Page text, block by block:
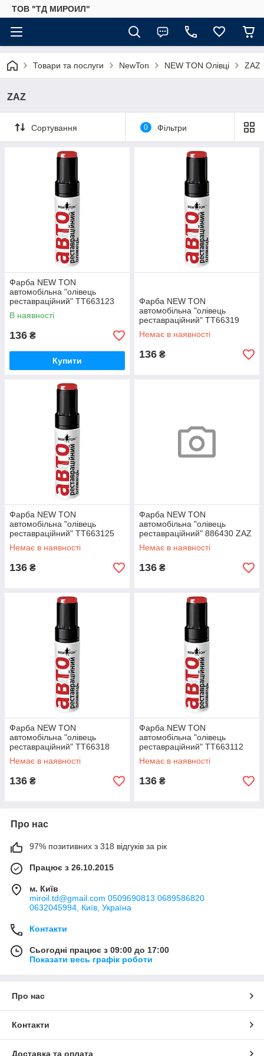
ТОВ "ТД МИРОИЛ"
Товари та послуги NewTon NEW TON Олівці ZAZ
ZAZ
Сортування 0 Фільтри
Фарба NEW TON
автомобільна "олівець
реставраційний" ТТ663123
ZAZ сірий метеор., 12 мл
В наявності
136 ₴
Купити
Фарба NEW TON
автомобільна "олівець
реставраційний" ТТ66319
ZAZ сріблястий день, 12 мл
Немає в наявності
136 ₴
Фарба NEW TON
автомобільна "олівець
реставраційний" ТТ663125
ZAZ сріблястий, 12 мл
Немає в наявності
136 ₴
Фарба NEW TON
автомобільна "олівець
реставраційний" 886430 ZAZ
черв.гранат, 12 мл
Немає в наявності
136 ₴
Фарба NEW TON
автомобільна "олівець
реставраційний" ТТ66318
ZAZ сріблястий бамбук, 12
мл
Немає в наявності
136 ₴
Фарба NEW TON
автомобільна "олівець
реставраційний" ТТ663112
ZAZ синя зима, 12 мл
Немає в наявності
136 ₴
Про нас
97% позитивних з 318 відгуків за рік
Працює з 26.10.2015
м. Київ
miroil.td@gmail.com 0509690813 0689586820
0632045994, Київ, Україна
Контакти
Сьогодні працює з 09:00 до 17:00
Показати весь графік роботи
Про нас
Контакти
Доставка та оплата